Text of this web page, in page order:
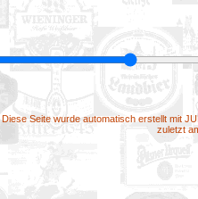
Diese Seite wurde automatisch erstellt mit
zuletzt